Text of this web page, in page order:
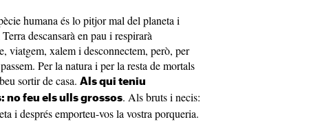
humana és lo pitjor mal del planeta i
descansarà en pau i respirarà
viatgem, xalem i desconnectem, però, per
Per la natura i per la resta de mortals
sortir de casa. Als qui teniu
feu els ulls grossos. Als bruts i necis:
i després emporteu-vos la vostra porqueria.